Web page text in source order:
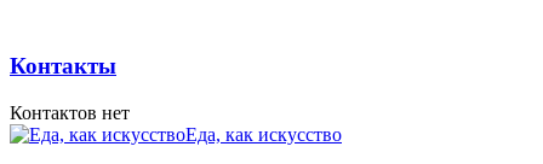
Контакты
Контактов нет
Еда, как искусство